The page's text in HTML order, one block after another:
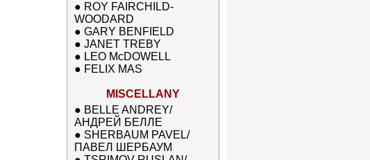
● ROY FAIRCHILD-
WOODARD
● GARY BENFIELD
● JANET TREBY
● LEO McDOWELL
● FELIX MAS
MISCELLANY
● BELLE ANDREY/
АНДРЕЙ БЕЛЛЕ
● SHERBAUM PAVEL/
ПАВЕЛ ШЕРБАУМ